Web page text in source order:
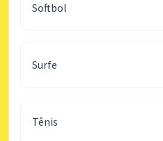
Softbol
Surfe
Tênis